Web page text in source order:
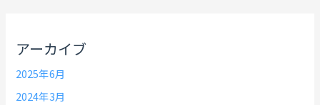
アーカイブ
2025年6月
2024年3月